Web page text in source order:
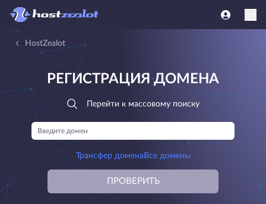
HostZealot
РЕГИСТРАЦИЯ ДОМЕНА
Перейти к массовому поиску
Трансфер домена Все домены
ПРОВЕРИТЬ